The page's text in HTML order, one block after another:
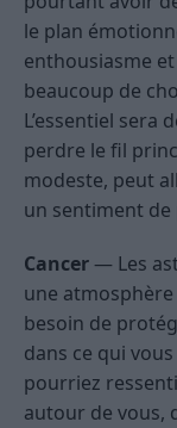
le plan
enthousiasme
beaucoup de
L’essentiel sera
perdre le fil
modeste, peut
un sentiment
Cancer — Les
une
besoin de
dans ce qui
pourriez
autour de vous,